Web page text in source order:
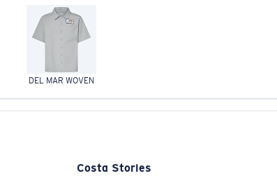
DEL MAR WOVEN
Costa Stories